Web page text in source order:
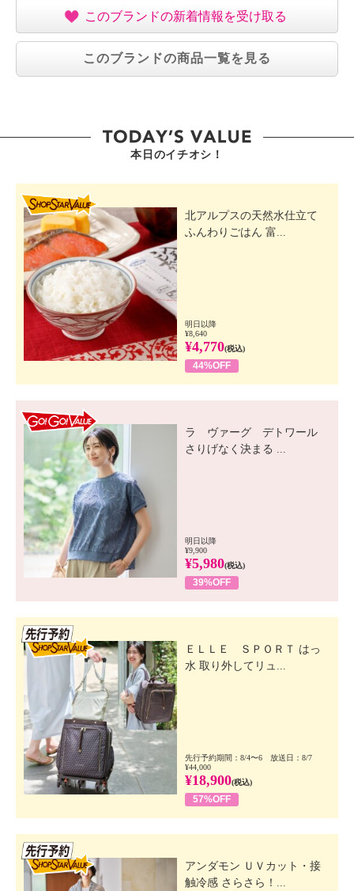
このブランドの新着情報を受け取る
このブランドの商品一覧を見る
本日のイチオシ！
北アルプスの天然水仕立て
ふんわりごはん 富...
明日以降
¥8,640
¥4,770(税込)
44%OFF
ラ ヴァーグ デトワール
さりげなく決まる ...
明日以降
¥9,900
¥5,980(税込)
39%OFF
ＥＬＬＥ ＳＰＯＲＴ はっ
水 取り外してリュ...
先行予約期間：8/4〜6 放送日：8/7
¥44,000
¥18,900(税込)
57%OFF
アンダモン ＵＶカット・接
触冷感 さらさら！...